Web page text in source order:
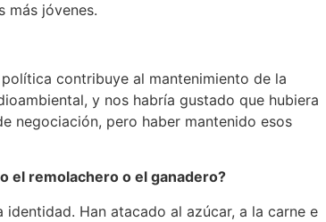
más jóvenes.
contribuye al mantenimiento de la
y nos habría gustado que hubiera
negociación, pero haber mantenido esos
el remolachero o el ganadero?
Han atacado al azúcar, a la carne e